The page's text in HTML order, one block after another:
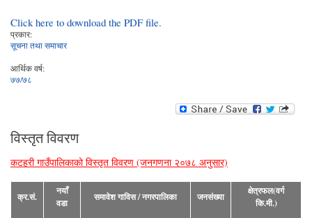
Click here to download the PDF file.
प्रकार:
सूचना तथा समाचार
आर्थिक वर्ष:
७७/७८
विस्तृत विवरण
कटहरी गाउँपालिकाको विस्तृत विवरण (जनगणना २०७८ अनुसार)
क्र.सं.
नयाँ
वडा
समावेश गाविस / नगरपालिका जनसंख्या
क्षेत्रफल(वर्ग
कि.मी.)